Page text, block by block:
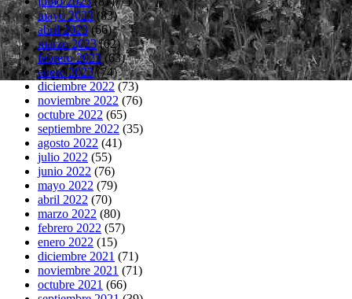
mayo 2023 (83)
abril 2023(66)
marzo 2023(62)
febrero 2023(63)
enero 2023(74)
diciembre 2022 (73)
noviembre 2022 (76)
octubre 2022 (65)
septiembre 2022 (35)
agosto 2022 (41)
julio 2022 (55)
junio 2022 (76)
mayo 2022 (79)
abril 2022 (70)
marzo 2022 (80)
febrero 2022 (57)
enero 2022 (15)
diciembre 2021 (71)
noviembre 2021 (71)
octubre 2021 (66)